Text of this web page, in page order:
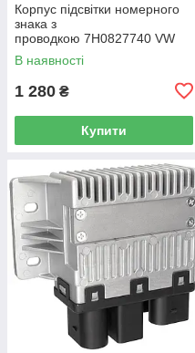
Корпус підсвітки номерного
знака з
проводкою 7H0827740 VW
Caddy III (2K) 2004-2015
/ Caddy IV (SA) 2016-
В наявності
1 280 ₴
Купити